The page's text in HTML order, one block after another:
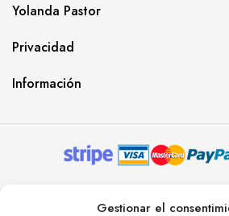
Gestionar el
Yolanda Pastor
Privacidad
Información
RESERVADOS. AGENCIA DE